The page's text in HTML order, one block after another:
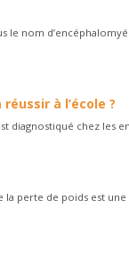
le nom
à l’école ?
diagnostiqué chez les
perte de poids est